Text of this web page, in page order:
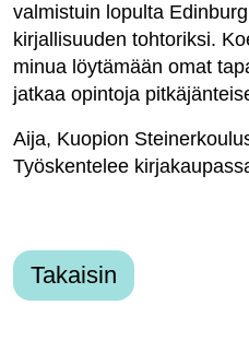
valmistuin lopulta
kirjallisuuden tohtoriksi.
minua löytämään omat
jatkaa opintoja
Aija, Kuopion
Työskentelee
Takaisin